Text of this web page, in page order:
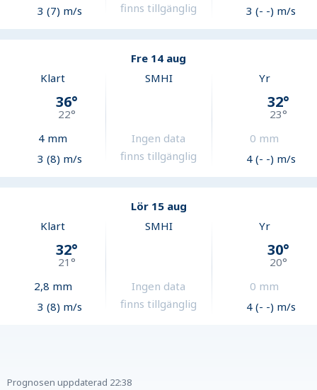
3 (7) m/s
finns tillgänglig
3 (- -) m/s
Fre 14 aug
Klart
36°
22°
4 mm
3 (8) m/s
SMHI
Ingen data
finns tillgänglig
Yr
32°
23°
0 mm
4 (- -) m/s
Lör 15 aug
Klart
32°
21°
2,8 mm
3 (8) m/s
SMHI
Ingen data
finns tillgänglig
Yr
30°
20°
0 mm
4 (- -) m/s
Prognosen uppdaterad 22:38